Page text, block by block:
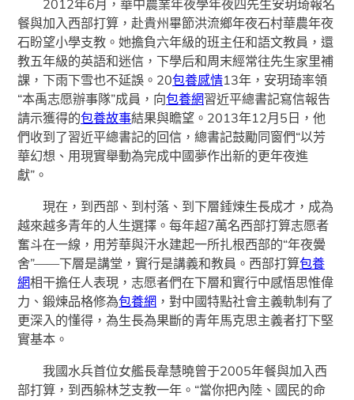
2012年6月，華中農業年夜學年夜四先生安玥琦報名
餐與加入西部打算，赴貴州畢節洪流鄉年夜石村華農年夜
石盼望小學支教。她擔負六年級的班主任和語文教員，還
教五年級的英語和迷信，下學后和周末經常往先生家里補
課，下雨下雪也不延誤。20包養感情13年，安玥琦率領
“本禹志愿辦事隊”成員，向包養網習近平總書記寫信報告
請示獲得的包養故事結果與瞻望。2013年12月5日，他
們收到了習近平總書記的回信，總書記鼓勵同窗們“以芳
華幻想、用現實舉動為完成中國夢作出新的更年夜進
獻”。
現在，到西部、到村落、到下層錘煉生長成才，成為
越來越多青年的人生選擇。每年超7萬名西部打算志愿者
奮斗在一線，用芳華與汗水建起一所扎根西部的“年夜黌
舍”——下層是講堂，實行是講義和教員。西部打算包養
網相干擔任人表現，志愿者們在下層和實行中感悟思惟偉
力、鍛煉品格修為包養網 ，對中國特點社會主義軌制有了
更深入的懂得，為生長為果斷的青年馬克思主義者打下堅
實基本。
我國水兵首位女艦長韋慧曉曾于2005年餐與加入西
部打算，到西躲林芝支教一年。“當你把內陸、國民的命